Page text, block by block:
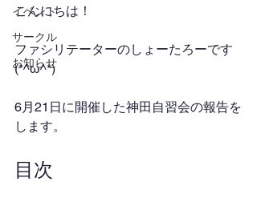
イベント
サークル
お知らせ
こんにちは！
ファシリテーターのしょーたろーです
(*^ω^*)
6月21日に開催した神田自習会の報告を
します。
目次